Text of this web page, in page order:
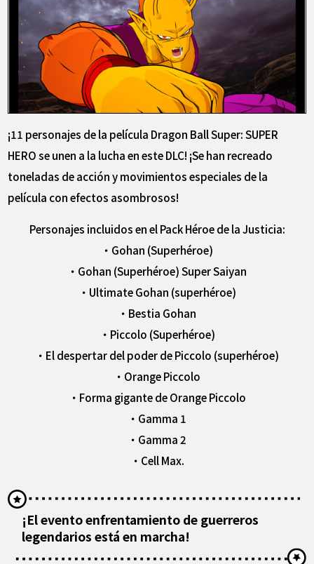
¡11 personajes de la película Dragon Ball Super: SUPER
HERO se unen a la lucha en este DLC! ¡Se han recreado
toneladas de acción y movimientos especiales de la
película con efectos asombrosos!
Personajes incluidos en el Pack Héroe de la Justicia:
・Gohan (Superhéroe)
・Gohan (Superhéroe) Super Saiyan
・Ultimate Gohan (superhéroe)
・Bestia Gohan
・Piccolo (Superhéroe)
・El despertar del poder de Piccolo (superhéroe)
・Orange Piccolo
・Forma gigante de Orange Piccolo
・Gamma 1
・Gamma 2
・Cell Max.
¡El evento enfrentamiento de guerreros
legendarios está en marcha!